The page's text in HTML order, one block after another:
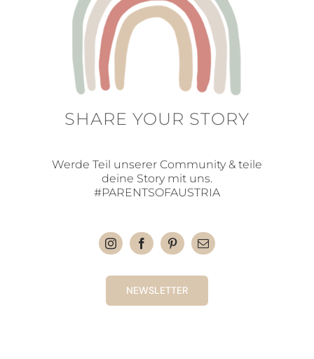
SHARE YOUR STORY
Werde Teil unserer Community & teile
deine Story mit uns.
#PARENTSOFAUSTRIA
NEWSLETTER